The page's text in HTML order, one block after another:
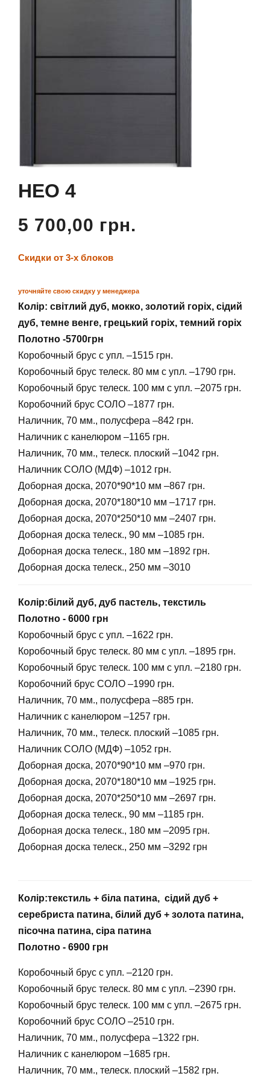
НЕО 4
5 700,00 грн.
Скидки от 3-х блоков
уточняйте свою скидку у менеджера
Колір: світлий дуб, мокко, золотий горіх, сідий
дуб, темне венге, грецький горіх, темний горіх
Полотно -5700грн
Коробочный брус с упл. –1515 грн.
Коробочный брус телеск. 80 мм с упл. –1790 грн.
Коробочный брус телеск. 100 мм с упл. –2075 грн.
Коробочний брус СОЛО –1877 грн.
Наличник, 70 мм., полусфера –842 грн.
Наличник с канелюром –1165 грн.
Наличник, 70 мм., телеск. плоский –1042 грн.
Наличник СОЛО (МДФ) –1012 грн.
Доборная доска, 2070*90*10 мм –867 грн.
Доборная доска, 2070*180*10 мм –1717 грн.
Доборная доска, 2070*250*10 мм –2407 грн.
Доборная доска телеск., 90 мм –1085 грн.
Доборная доска телеск., 180 мм –1892 грн.
Доборная доска телеск., 250 мм –3010
Колір:білий дуб, дуб пастель, текстиль
Полотно - 6000 грн
Коробочный брус с упл. –1622 грн.
Коробочный брус телеск. 80 мм с упл. –1895 грн.
Коробочный брус телеск. 100 мм с упл. –2180 грн.
Коробочний брус СОЛО –1990 грн.
Наличник, 70 мм., полусфера –885 грн.
Наличник с канелюром –1257 грн.
Наличник, 70 мм., телеск. плоский –1085 грн.
Наличник СОЛО (МДФ) –1052 грн.
Доборная доска, 2070*90*10 мм –970 грн.
Доборная доска, 2070*180*10 мм –1925 грн.
Доборная доска, 2070*250*10 мм –2697 грн.
Доборная доска телеск., 90 мм –1185 грн.
Доборная доска телеск., 180 мм –2095 грн.
Доборная доска телеск., 250 мм –3292 грн
Колір:текстиль + біла патина, сідий дуб +
серебриста патина, білий дуб + золота патина,
пісочна патина, сіра патина
Полотно - 6900 грн
Коробочный брус с упл. –2120 грн.
Коробочный брус телеск. 80 мм с упл. –2390 грн.
Коробочный брус телеск. 100 мм с упл. –2675 грн.
Коробочний брус СОЛО –2510 грн.
Наличник, 70 мм., полусфера –1322 грн.
Наличник с канелюром –1685 грн.
Наличник, 70 мм., телеск. плоский –1582 грн.